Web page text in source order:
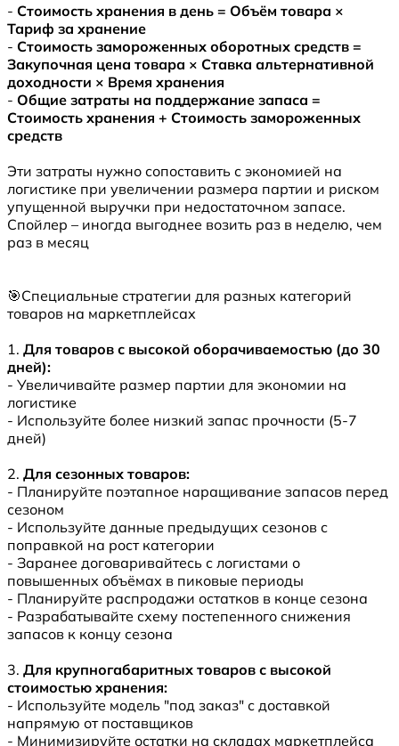
- Стоимость хранения в день = Объём товара ×
Тариф за хранение
- Стоимость замороженных оборотных средств =
Закупочная цена товара × Ставка альтернативной
доходности × Время хранения
- Общие затраты на поддержание запаса =
Стоимость хранения + Стоимость замороженных
средств
Эти затраты нужно сопоставить с экономией на
логистике при увеличении размера партии и риском
упущенной выручки при недостаточном запасе.
Спойлер – иногда выгоднее возить раз в неделю, чем
раз в месяц
🎯Специальные стратегии для разных категорий
товаров на маркетплейсах
1. Для товаров с высокой оборачиваемостью (до 30
дней):
- Увеличивайте размер партии для экономии на
логистике
- Используйте более низкий запас прочности (5-7
дней)
2. Для сезонных товаров:
- Планируйте поэтапное наращивание запасов перед
сезоном
- Используйте данные предыдущих сезонов с
поправкой на рост категории
- Заранее договаривайтесь с логистами о
повышенных объёмах в пиковые периоды
- Планируйте распродажи остатков в конце сезона
- Разрабатывайте схему постепенного снижения
запасов к концу сезона
3. Для крупногабаритных товаров с высокой
стоимостью хранения:
- Используйте модель "под заказ" с доставкой
напрямую от поставщиков
- Минимизируйте остатки на складах маркетплейса